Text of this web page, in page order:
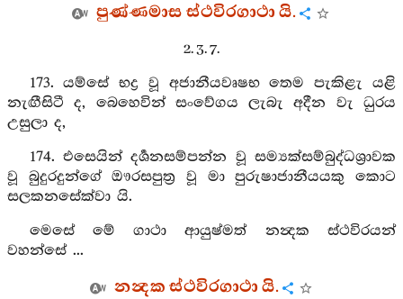
පුණ්ණමාස ස්ථවිරගාථා යි.
2. 3. 7.
173. යම්සේ භද්‍ර වූ අජානීයවෘෂභ තෙම පැකිළැ යළි
නැඟීසිටී ද, බෙහෙවින් සංවේගය ලැබැ අදීන වැ ධුරය
උසුලා ද,
174. එසෙයින් දර්‍ශනසම්පන්න වූ සම්‍යක්සම්බුද්ධශ්‍රාවක
වූ බුදුරදුන්ගේ ඖරසපුත්‍ර වූ මා පුරුෂාජානීයයකු කොට
සලකනසේක්වා යි.
මෙසේ මේ ගාථා ආයුෂ්මත් නන්‍දක ස්ථවිරයන්
වහන්සේ ...
නන්‍දක ස්ථවිරගාථා යි.